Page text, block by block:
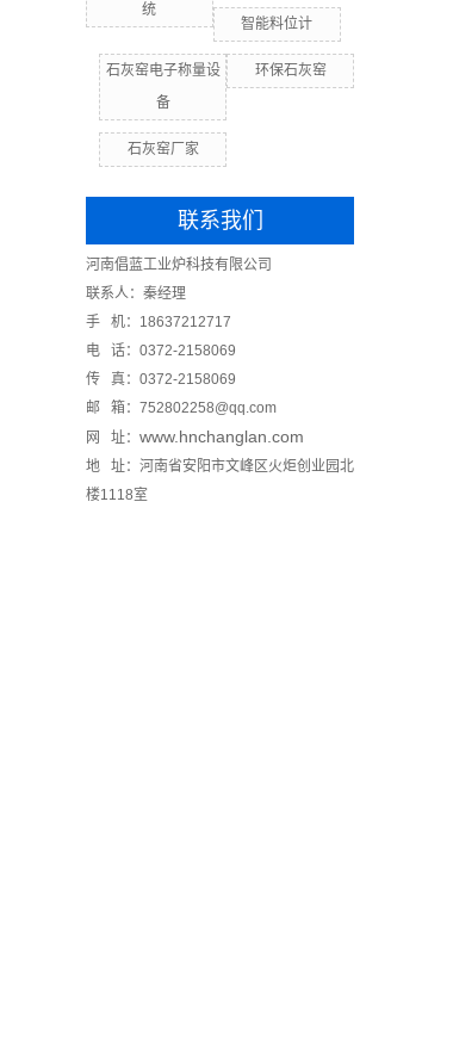
统
智能料位计
石灰窑电子称量设
备
环保石灰窑
石灰窑厂家
联系我们
河南倡蓝工业炉科技有限公司
联系人：秦经理
手 机：18637212717
电 话：0372-2158069
传 真：0372-2158069
邮 箱：752802258@qq.com
网 址： www.hnchanglan.com
地 址：河南省安阳市文峰区火炬创业园北
楼1118室